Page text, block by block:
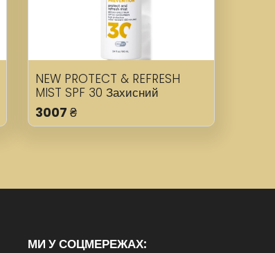
NEW PROTECT & REFRESH
MIST SPF 30 Захисний
освіжувальний спрей SPF 30
3007 ₴
МИ У СОЦМЕРЕЖАХ: